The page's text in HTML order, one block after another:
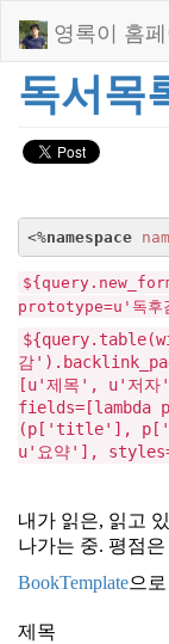
영록이 홈
독서목
<%namespace
prototype=u'독
감
[u'제목', u'저
fields=[lambda
(p['title'],
u'요약'],
내가 읽은, 읽고
나가는 중. 평점
BookTemplate으
제목